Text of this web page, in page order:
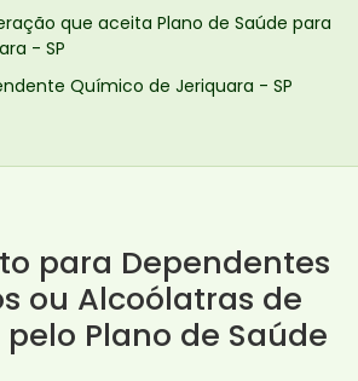
que aceita Plano de Saúde para
- SP
Químico de Jeriquara - SP
para Dependentes
ou Alcoólatras de
Plano de Saúde